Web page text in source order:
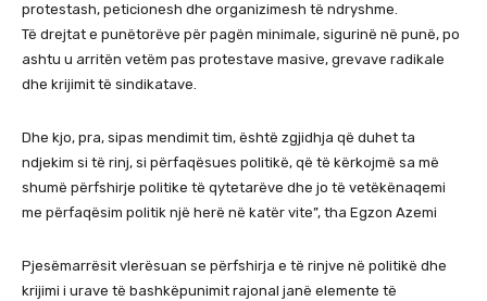
protestash, peticionesh dhe organizimesh të ndryshme.
Të drejtat e punëtorëve për pagën minimale, sigurinë në punë, po
ashtu u arritën vetëm pas protestave masive, grevave radikale
dhe krijimit të sindikatave.
Dhe kjo, pra, sipas mendimit tim, është zgjidhja që duhet ta
ndjekim si të rinj, si përfaqësues politikë, që të kërkojmë sa më
shumë përfshirje politike të qytetarëve dhe jo të vetëkënaqemi
me përfaqësim politik një herë në katër vite”, tha Egzon Azemi
Pjesëmarrësit vlerësuan se përfshirja e të rinjve në politikë dhe
krijimi i urave të bashkëpunimit rajonal janë elemente të